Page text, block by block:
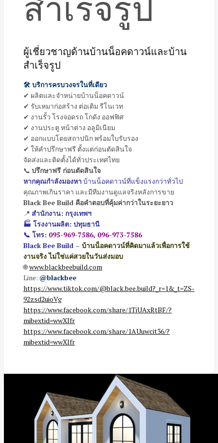
ผู้เชี่ยวชาญด้านบ้านน็อคดาวน์และบ้าน
สำเร็จรูป
🛠 บริการครบวงจรในที่เดียว
✔ ผลิตและจำหน่ายบ้านน็อคดาวน์
✔ รับเหมาก่อสร้าง ต่อเติม รีโนเวท
✔ งานรั้ว โรงจอดรถ โกดัง ออฟฟิศ
✔ งานประตู หน้าต่าง อลูมิเนียม
✔ ออกแบบโดยสถาปนิก พร้อมใบรับรอง
✔ ให้คำปรึกษาฟรี ตั้งแต่ก่อนตัดสินใจ
จัดส่งและติดตั้งได้ทั่วประเทศไทย
📞 ปรึกษาฟรี ก่อนตัดสินใจ
หากคุณกำลังมองหา บ้านน็อคดาวน์ที่แข็งแรงกว่าทั่วไป
คุณภาพเกินราคา และมีทีมงานดูแลจริงหลังการขาย
Black Bee Build คือคำตอบที่คุ้มค่ากว่าในระยะยาว
📍 สำนักงาน: กรุงเทพฯ
🏭 โรงงานผลิต: ปทุมธานี
📞 โทร: 095-969-7586, 096-973-7586
Black Bee Build – บ้านน็อคดาวน์ที่คิดมาแล้วเพื่อการใช้
งานจริง ไม่ใช่แค่สวยในวันส่งมอบ
🌐www.blackbeebuild.com
Line: @blackbee
https://www.tiktok.com/@black.bee.build?_r=1&_t=ZS-
92zsd2uioVg
https://www.facebook.com/share/1TiUAxRtBF/?
mibextid=wwXIfr
https://www.facebook.com/share/1AUuwcit36/?
mibextid=wwXIfr